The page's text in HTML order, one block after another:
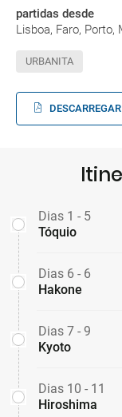
partidas desde
Lisboa, Faro, Porto,
URBANITA
Dias 1 - 5
Tóquio
Dias 6 - 6
Hakone
Dias 7 - 9
Kyoto
Dias 10 - 11
Hiroshima